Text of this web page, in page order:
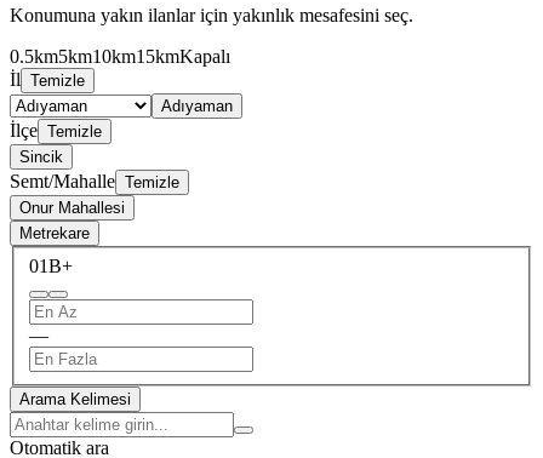
Konumuna yakın ilanlar için yakınlık mesafesini seç.
0.5km5km10km15kmKapalı
İl Temizle
Adıyaman
İlçe Temizle
Sincik
Semt/Mahalle Temizle
Onur Mahallesi
Metrekare
01B+
—
Arama Kelimesi
Otomatik ara